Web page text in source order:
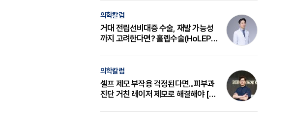
의학칼럼
거대 전립선비대증 수술, 재발 가능성
까지 고려한다면? 홀렙수술(HoLEP)
의학칼럼
셀프 제모 부작용 걱정된다면...피부과
진단 거친 레이저 제모로 해결해야 [변